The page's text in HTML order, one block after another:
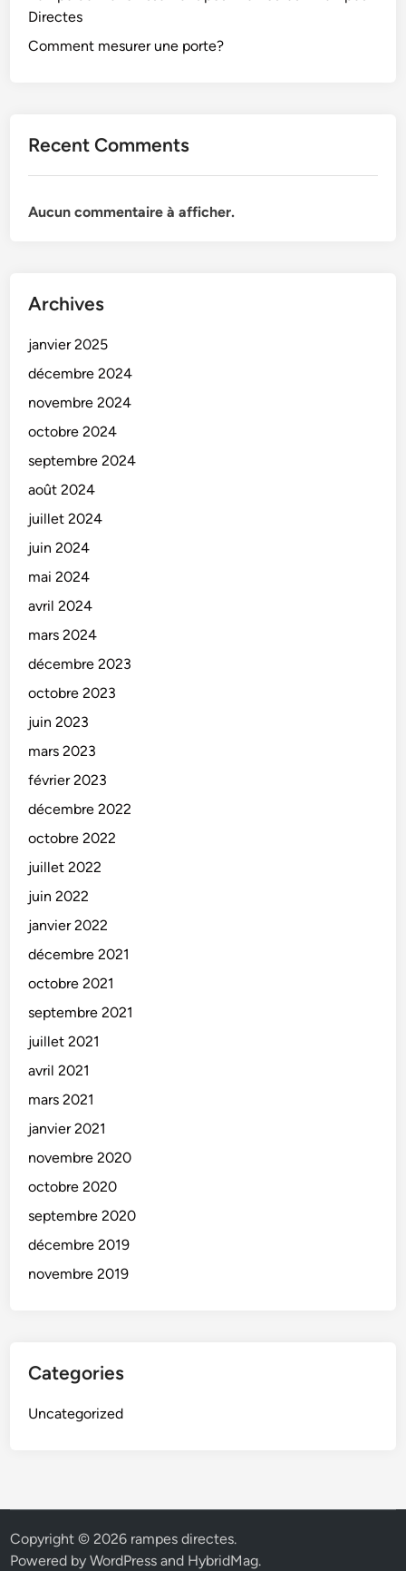
Directes
Comment mesurer une porte?
Recent Comments
Aucun commentaire à afficher.
Archives
janvier 2025
décembre 2024
novembre 2024
octobre 2024
septembre 2024
août 2024
juillet 2024
juin 2024
mai 2024
avril 2024
mars 2024
décembre 2023
octobre 2023
juin 2023
mars 2023
février 2023
décembre 2022
octobre 2022
juillet 2022
juin 2022
janvier 2022
décembre 2021
octobre 2021
septembre 2021
juillet 2021
avril 2021
mars 2021
janvier 2021
novembre 2020
octobre 2020
septembre 2020
décembre 2019
novembre 2019
Categories
Uncategorized
Copyright © 2026 rampes directes.
Powered byWordPress and HybridMag.